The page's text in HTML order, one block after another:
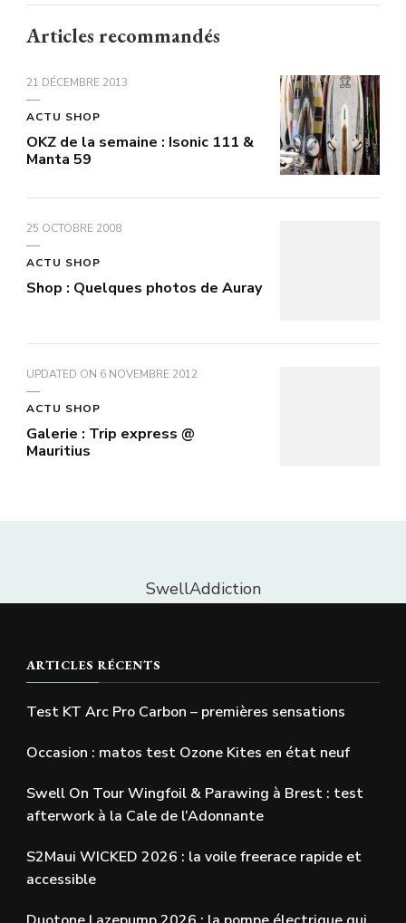
Articles recommandés
21 DÉCEMBRE 2013
ACTU SHOP
OKZ de la semaine : Isonic 111 &
Manta 59
25 OCTOBRE 2008
ACTU SHOP
Shop : Quelques photos de Auray
UPDATED ON 6 NOVEMBRE 2012
ACTU SHOP
Galerie : Trip express @
Mauritius
SwellAddiction
ARTICLES RÉCENTS
Test KT Arc Pro Carbon – premières sensations
Occasion : matos test Ozone Kites en état neuf
Swell On Tour Wingfoil & Parawing à Brest : test
afterwork à la Cale de l’Adonnante
S2Maui WICKED 2026 : la voile freerace rapide et
accessible